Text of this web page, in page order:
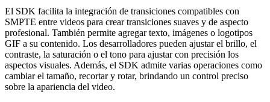
El SDK facilita la integración de transiciones compatibles con
SMPTE entre videos para crear transiciones suaves y de aspecto
profesional. También permite agregar texto, imágenes o logotipos
GIF a su contenido. Los desarrolladores pueden ajustar el brillo, el
contraste, la saturación o el tono para ajustar con precisión los
aspectos visuales. Además, el SDK admite varias operaciones como
cambiar el tamaño, recortar y rotar, brindando un control preciso
sobre la apariencia del video.